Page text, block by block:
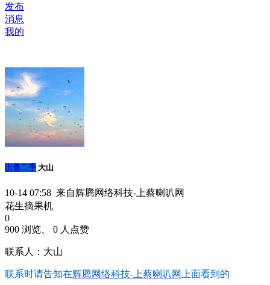
发布
消息
我的
出售二手 大山
10-14 07:58 来自辉腾网络科技-上蔡喇叭网
花生摘果机
0
900 浏览、 0 人点赞
联系人：大山
联系时请告知在辉腾网络科技-上蔡喇叭网 上面看到的